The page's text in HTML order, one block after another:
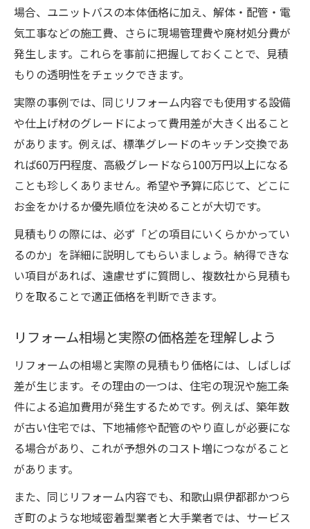
場合、ユニットバスの本体価格に加え、解体・配管・電
気工事などの施工費、さらに現場管理費や廃材処分費が
発生します。これらを事前に把握しておくことで、見積
もりの透明性をチェックできます。
実際の事例では、同じリフォーム内容でも使用する設備
や仕上げ材のグレードによって費用差が大きく出ること
があります。例えば、標準グレードのキッチン交換であ
れば60万円程度、高級グレードなら100万円以上になる
ことも珍しくありません。希望や予算に応じて、どこに
お金をかけるか優先順位を決めることが大切です。
見積もりの際には、必ず「どの項目にいくらかかってい
るのか」を詳細に説明してもらいましょう。納得できな
い項目があれば、遠慮せずに質問し、複数社から見積も
りを取ることで適正価格を判断できます。
リフォーム相場と実際の価格差を理解しよう
リフォームの相場と実際の見積もり価格には、しばしば
差が生じます。その理由の一つは、住宅の現況や施工条
件による追加費用が発生するためです。例えば、築年数
が古い住宅では、下地補修や配管のやり直しが必要にな
る場合があり、これが予想外のコスト増につながること
があります。
また、同じリフォーム内容でも、和歌山県伊都郡かつら
ぎ町のような地域密着型業者と大手業者では、サービス